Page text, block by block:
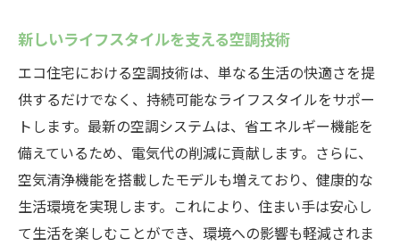
新しいライフスタイルを支える空調技術
エコ住宅における空調技術は、単なる生活の快適さを提
供するだけでなく、持続可能なライフスタイルをサポー
トします。最新の空調システムは、省エネルギー機能を
備えているため、電気代の削減に貢献します。さらに、
空気清浄機能を搭載したモデルも増えており、健康的な
生活環境を実現します。これにより、住まい手は安心し
て生活を楽しむことができ、環境への影響も軽減されま